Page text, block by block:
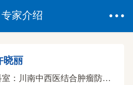
专家介绍 
晓丽
： 川南中西医结合肿瘤防治中心